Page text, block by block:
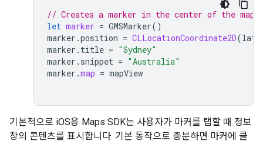
// Creates a marker in the center of the map.
let marker = GMSMarker()
marker .position = CLLocationCoordinate2D(
marker . title = "Sydney"
marker . snippet = "Australia"
marker .map = mapView
기본적으로 iOS용 Maps SDK는 사용자가 마커를 탭할 때 정보
창의 콘텐츠를 표시합니다. 기본 동작으로 충분하면 마커에 클